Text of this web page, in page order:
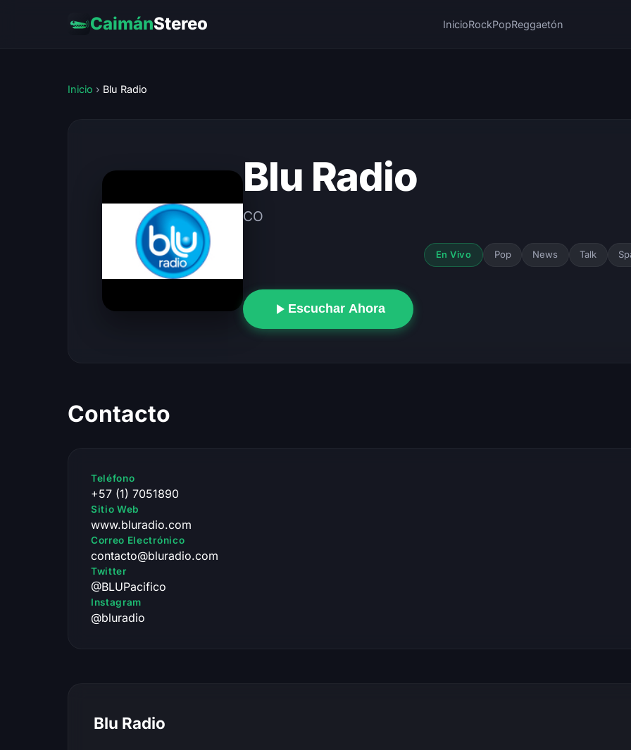
CaimánStereo InicioRockPopReggaetón
Inicio › Blu Radio
Blu Radio
CO
En Vivo Pop News Talk
Escuchar Ahora
Contacto
Teléfono
+57 (1) 7051890
Sitio Web
www.bluradio.com
Correo Electrónico
contacto@bluradio.com
Twitter
@BLUPacifico
Instagram
@bluradio
Blu Radio